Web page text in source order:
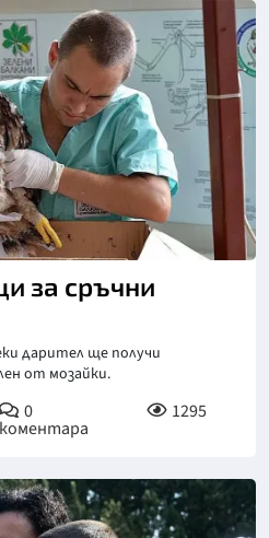
за сръчни
дарител ще получи
от мозайки.
0
коментара
1295